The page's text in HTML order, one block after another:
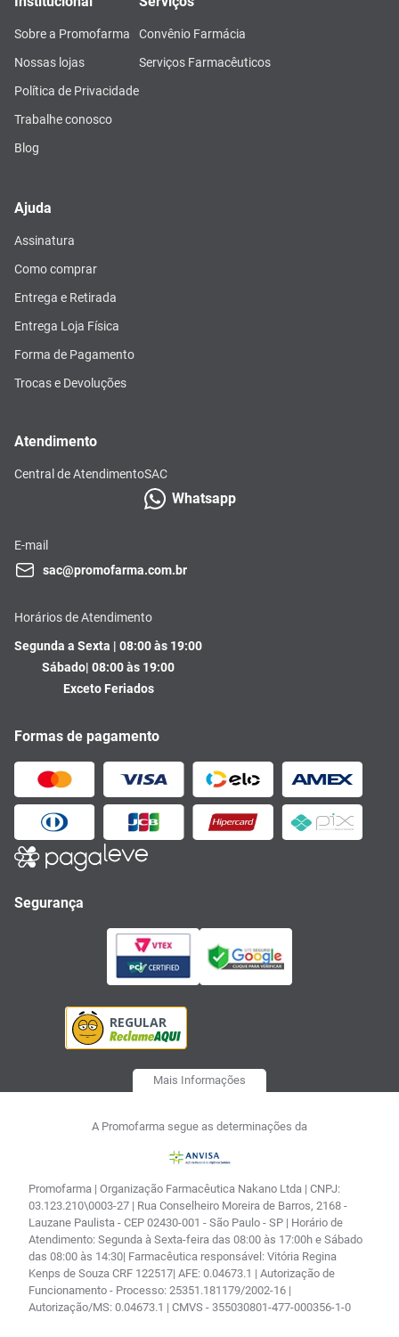
Sobre a Promofarma
Nossas lojas
Política de Privacidade
Trabalhe conosco
Blog
Convênio Farmácia
Serviços Farmacêuticos
Ajuda
Assinatura
Como comprar
Entrega e Retirada
Entrega Loja Física
Forma de Pagamento
Trocas e Devoluções
Atendimento
Central de AtendimentoSAC
Whatsapp
E-mail
sac@promofarma.com.br
Horários de Atendimento
Segunda a Sexta | 08:00 às 19:00
Sábado| 08:00 às 19:00
Exceto Feriados
Formas de pagamento
Segurança
Mais Informações
A Promofarma segue as determinações da
Promofarma | Organização Farmacêutica Nakano Ltda | CNPJ:
03.123.210\0003-27 | Rua Conselheiro Moreira de Barros, 2168 -
Lauzane Paulista - CEP 02430-001 - São Paulo - SP | Horário de
Atendimento: Segunda à Sexta-feira das 08:00 às 17:00h e Sábado
das 08:00 às 14:30| Farmacêutica responsável: Vitória Regina
Kenps de Souza CRF 122517| AFE: 0.04673.1 | Autorização de
Funcionamento - Processo: 25351.181179/2002-16 |
Autorização/MS: 0.04673.1 | CMVS - 355030801-477-000356-1-0